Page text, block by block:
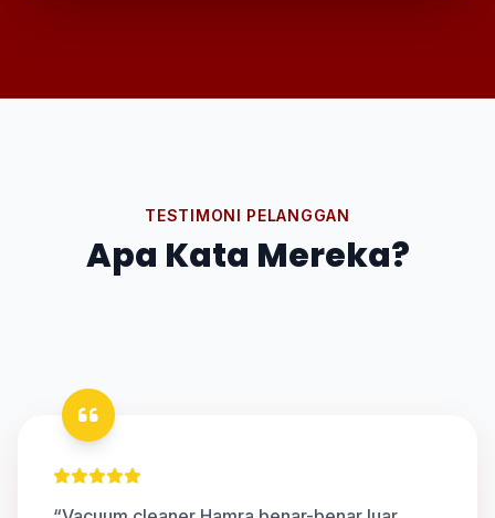
TESTIMONI PELANGGAN
Apa Kata Mereka?